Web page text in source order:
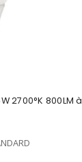
2700°K 800LM à